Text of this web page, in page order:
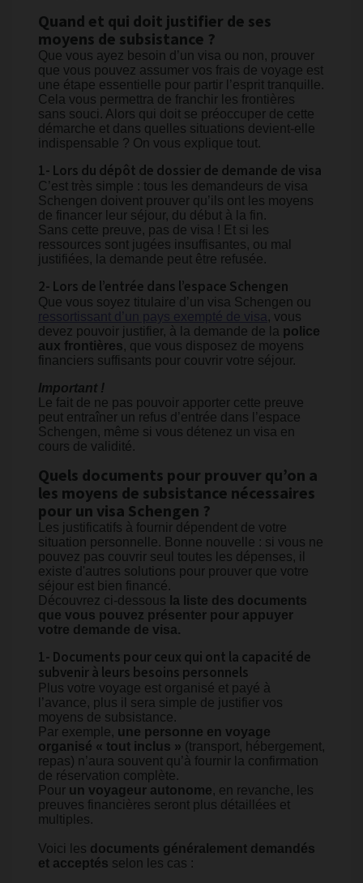
Quand et qui doit justifier de ses
moyens de subsistance ?
Que vous ayez besoin d’un visa ou non, prouver
que vous pouvez assumer vos frais de voyage est
une étape essentielle pour partir l’esprit tranquille.
Cela vous permettra de franchir les frontières
sans souci. Alors qui doit se préoccuper de cette
démarche et dans quelles situations devient-elle
indispensable ? On vous explique tout.
1- Lors du dépôt de dossier de demande de visa
C’est très simple : tous les demandeurs de visa
Schengen doivent prouver qu’ils ont les moyens
de financer leur séjour, du début à la fin.
Sans cette preuve, pas de visa ! Et si les
ressources sont jugées insuffisantes, ou mal
justifiées, la demande peut être refusée.
2- Lors de l’entrée dans l’espace Schengen
Que vous soyez titulaire d’un visa Schengen ou
ressortissant d’un pays exempté de visa , vous
devez pouvoir justifier, à la demande de la police
aux frontières, que vous disposez de moyens
financiers suffisants pour couvrir votre séjour.
Important !
Le fait de ne pas pouvoir apporter cette preuve
peut entraîner un refus d’entrée dans l’espace
Schengen, même si vous détenez un visa en
cours de validité.
Quels documents pour prouver qu’on a
les moyens de subsistance nécessaires
pour un visa Schengen ?
Les justificatifs à fournir dépendent de votre
situation personnelle. Bonne nouvelle : si vous ne
pouvez pas couvrir seul toutes les dépenses, il
existe d'autres solutions pour prouver que votre
séjour est bien financé.
Découvrez ci-dessous la liste des documents
que vous pouvez présenter pour appuyer
votre demande de visa.
1- Documents pour ceux qui ont la capacité de
subvenir à leurs besoins personnels
Plus votre voyage est organisé et payé à
l’avance, plus il sera simple de justifier vos
moyens de subsistance.
Par exemple, une personne en voyage
organisé « tout inclus » (transport, hébergement,
repas) n’aura souvent qu’à fournir la confirmation
de réservation complète.
Pour un voyageur autonome, en revanche, les
preuves financières seront plus détaillées et
multiples.
Voici les documents généralement demandés
et acceptés selon les cas :